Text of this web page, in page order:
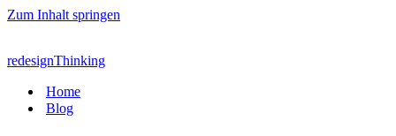
Zum Inhalt springen
redesignThinking
Home
Blog